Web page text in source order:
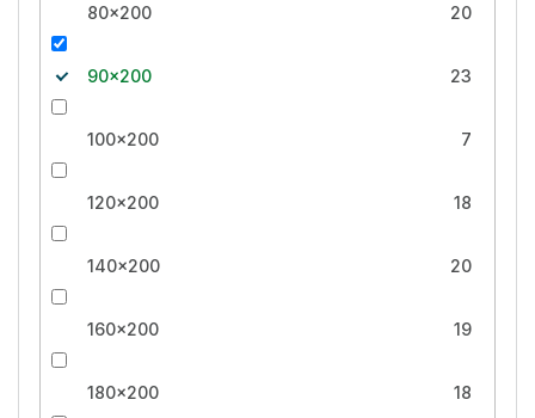
80x200 20
90x200 23
100x200 7
120x200 18
140x200 20
160x200 19
180x200 18